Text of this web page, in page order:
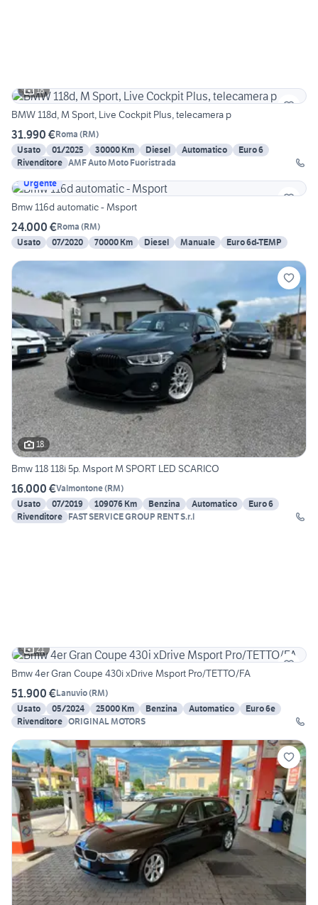
18
BMW 118d, M Sport, Live Cockpit Plus, telecamera p
31.990 €Roma (RM)
Usato
01/2025 30000 Km Diesel Automatico
Euro 6
Rivenditore AMF Auto Moto Fuoristrada
Urgente
Bmw 116d automatic - Msport
24.000 €Roma (RM)
Usato
07/2020 70000 Km Diesel Manuale Euro 6d-TEMP
18
Bmw 118 118i 5p. Msport M SPORT LED SCARICO
16.000 €Valmontone(RM)
Usato
07/2019 109076 Km Benzina Automatico
Euro 6
Rivenditore
FAST SERVICE GROUP RENT S.r.l
21
Bmw 4er Gran Coupe 430i xDrive Msport Pro/TETTO/FA
51.900 €Lanuvio(RM)
Usato
05/2024 25000 Km Benzina Automatico
Euro 6e
Rivenditore ORIGINAL MOTORS